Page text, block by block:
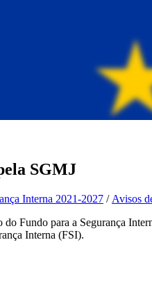
SGMJ
Interna 2021-2027 / Avisos
Fundo para a Segurança
Interna (FSI).